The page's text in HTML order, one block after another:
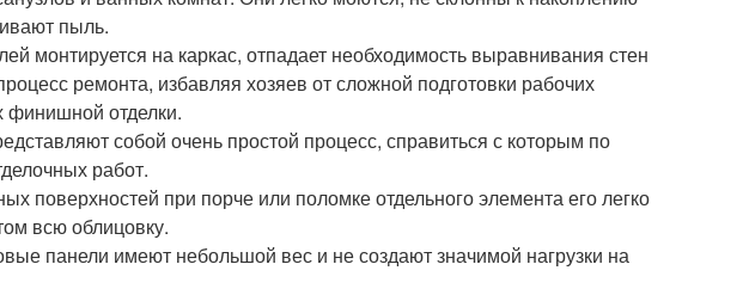
пыль.
монтируется на каркас, отпадает необходимость выравнивания стен
ремонта, избавляя хозяев от сложной подготовки рабочих
финишной отделки.
собой очень простой процесс, справиться с которым по
работ.
поверхностей при порче или поломке отдельного элемента его легко
всю облицовку.
панели имеют небольшой вес и не создают значимой нагрузки на